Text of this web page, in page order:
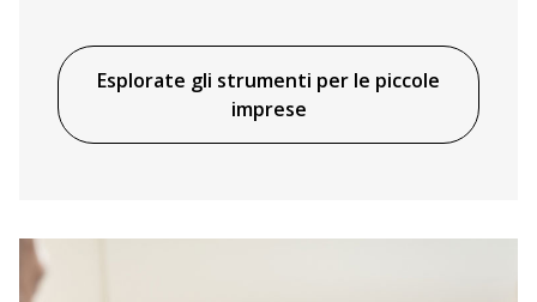
Esplorate gli strumenti per le piccole
imprese